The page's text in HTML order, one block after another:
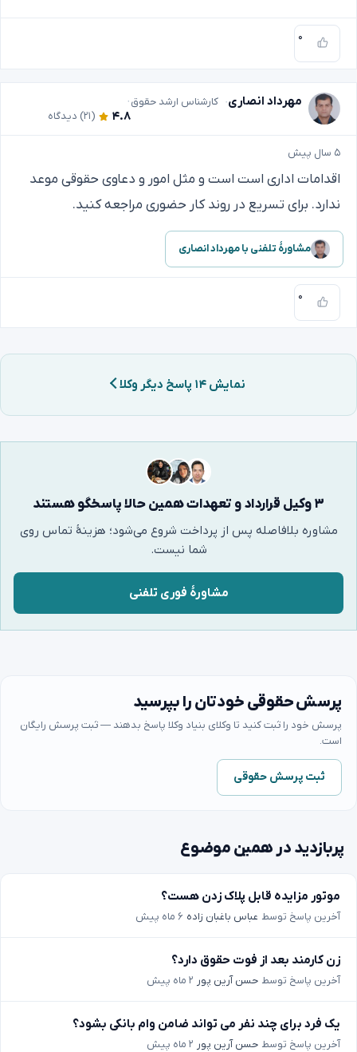
۰
مهرداد انصاری کارشناس ارشد حقوق
۴.۸ (۲۱) دیدگاه
۵ سال پیش
اقدامات اداری است است و مثل امور و دعاوی حقوقی موعد
ندارد. برای تسریع در روند کار حضوری مراجعه کنید.
مشاورهٔ تلفنی با مهرداد انصاری
۰
نمایش ۱۴ پاسخ دیگر وکلا
۳ وکیل قرارداد و تعهدات همین حالا پاسخگو هستند
مشاوره بلافاصله پس از پرداخت شروع می‌شود؛ هزینهٔ تماس روی
شما نیست.
مشاورهٔ فوری تلفنی
پرسش حقوقی خودتان را بپرسید
پرسش خود را ثبت کنید تا وکلای بنیاد وکلا پاسخ بدهند — ثبت پرسش رایگان
است.
ثبت پرسش حقوقی
پربازدید در همین موضوع
موتور مزایده قابل پلاک زدن هست؟
آخرین پاسخ توسط عباس باغبان زاده ۶ ماه پیش
زن کارمند بعد از فوت حقوق دارد؟
آخرین پاسخ توسط حسن آرین پور ۲ ماه پیش
یک فرد برای چند نفر می تواند ضامن وام بانکی بشود؟
آخرین پاسخ توسط حسن آرین پور ۲ ماه پیش